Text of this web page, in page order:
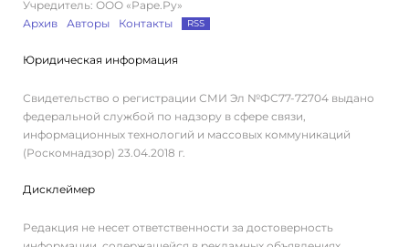
Учредитель: ООО «Раре.Ру»
Архив
Авторы Контакты RSS
Юридическая информация
Свидетельство о регистрации СМИ Эл №ФС77-72704 выдано
федеральной службой по надзору в сфере связи,
информационных технологий и массовых коммуникаций
(Роскомнадзор) 23.04.2018 г.
Дисклеймер
Редакция не несет ответственности за достоверность